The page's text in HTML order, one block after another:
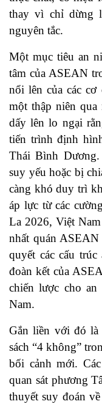
thay vì chỉ dừng
nguyên tắc.
Một mục tiêu an
tâm của ASEAN
nổi lên của các cơ
một thập niên
dấy lên lo ngại
tiến trình định
Thái Bình
suy yếu hoặc bị
càng khó duy trì
áp lực từ các
La 2026, Việt
nhất quán
quyết các cấu
đoàn kết của
chiến lược cho
Nam.
Gắn liền với đó là
sách “4 không”
bối cảnh mới.
quan sát phương
thuyết suy đoán